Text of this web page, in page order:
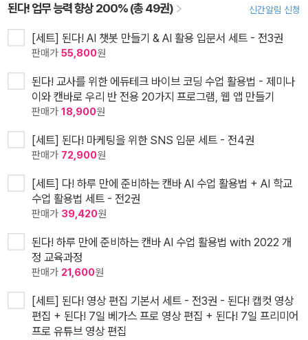
된다! 업무 능력 향상 200% (총 49권) 신간알림 신청
[세트] 된다! AI 챗봇 만들기 & AI 활용 입문서 세트 - 전3권
판매가 55,800원
된다! 교사를 위한 에듀테크 바이브 코딩 수업 활용법 - 제미나
이와 캔바로 우리 반 전용 20가지 프로그램, 웹 앱 만들기
판매가 18,900원
[세트] 된다! 마케팅을 위한 SNS 입문 세트 - 전4권
판매가 72,900원
[세트] 다! 하루 만에 준비하는 캔바 AI 수업 활용법 + AI 학교
수업 활용법 세트 - 전2권
판매가 39,420원
된다! 하루 만에 준비하는 캔바 AI 수업 활용법 with 2022 개
정 교육과정
판매가 21,600원
[세트] 된다! 영상 편집 기본서 세트 - 전3권 - 된다! 캡컷 영상
편집 + 된다! 7일 베가스 프로 영상 편집 + 된다! 7일 프리미어
프로 유튜브 영상 편집